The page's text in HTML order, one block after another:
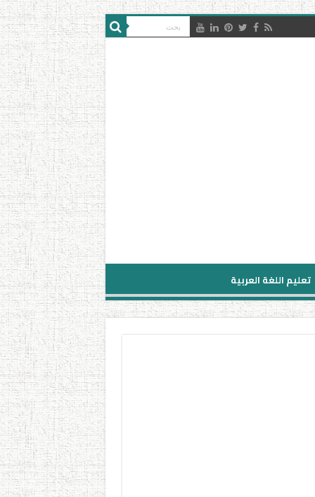
تعليم اللغة العربية